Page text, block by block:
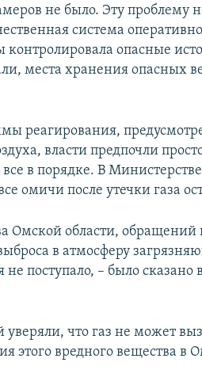
не было. Эту проблему
система
контролировала опасные
места хранения опасных
реагирования,
власти предпочли
в порядке. В
омичи после утечки газа
Омской области, обращений
в атмосферу
поступало, – было сказано
что газ не может
этого вредного вещества в